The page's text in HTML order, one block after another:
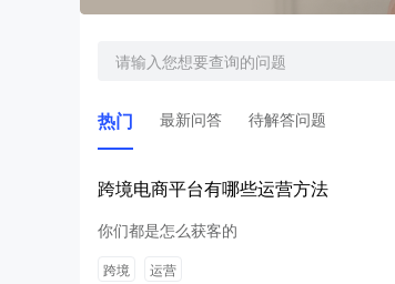
热门 最新问答 待解答问题
跨境电商平台有哪些运营方法
你们都是怎么获客的
跨境 运营